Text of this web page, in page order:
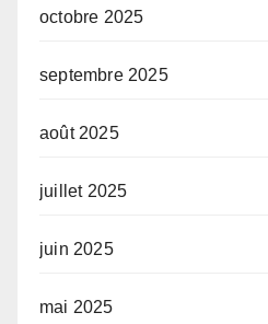
octobre 2025
septembre 2025
août 2025
juillet 2025
juin 2025
mai 2025